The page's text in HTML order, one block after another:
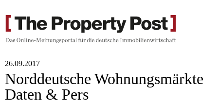
26.09.2017
Norddeutsche Wohnungsmärkte
Daten & Pers